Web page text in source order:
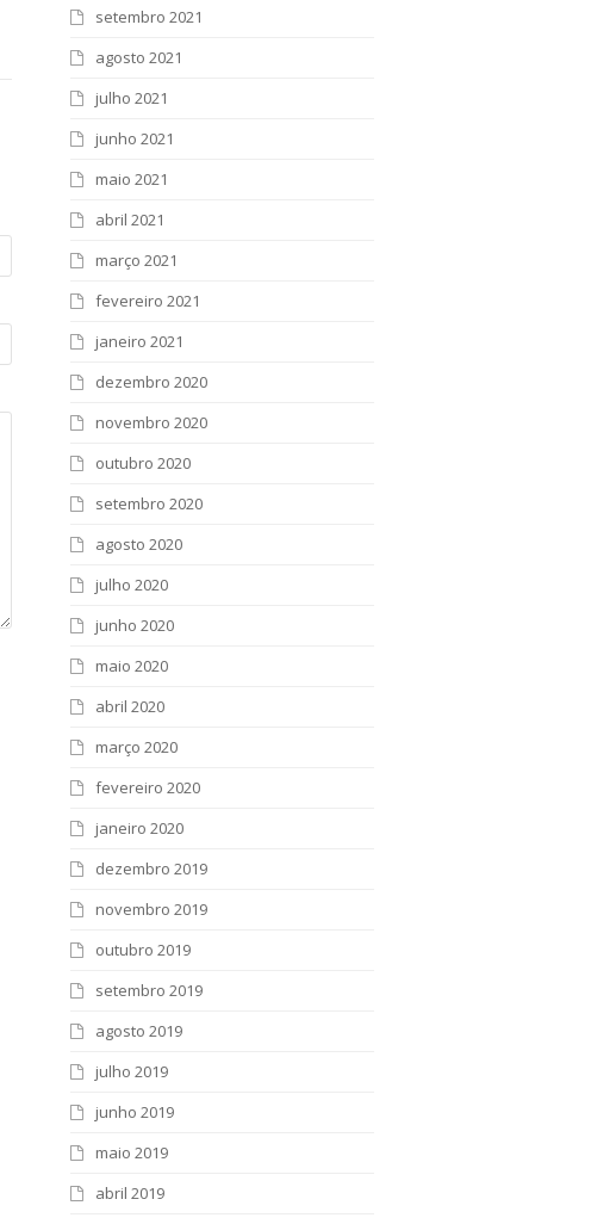
setembro 2021
agosto 2021
julho 2021
junho 2021
maio 2021
abril 2021
março 2021
fevereiro 2021
janeiro 2021
dezembro 2020
novembro 2020
outubro 2020
setembro 2020
agosto 2020
julho 2020
junho 2020
maio 2020
abril 2020
março 2020
fevereiro 2020
janeiro 2020
dezembro 2019
novembro 2019
outubro 2019
setembro 2019
agosto 2019
julho 2019
junho 2019
maio 2019
abril 2019